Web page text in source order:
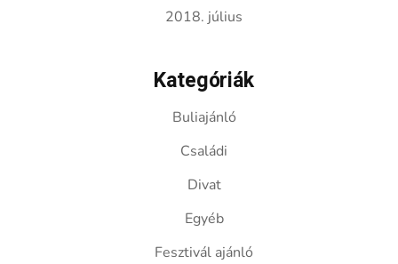
2018. július
Kategóriák
Buliajánló
Családi
Divat
Egyéb
Fesztivál ajánló